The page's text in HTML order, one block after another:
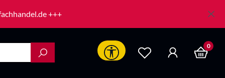
+++
Werkzeugleiste anzeigen
0